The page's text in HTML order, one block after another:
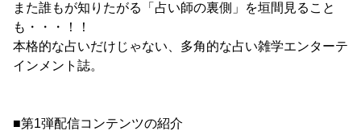
また誰もが知りたがる「占い師の裏側」を垣間見ること
も・・・！！
本格的な占いだけじゃない、多角的な占い雑学エンターテ
インメント誌。
■第1弾配信コンテンツの紹介